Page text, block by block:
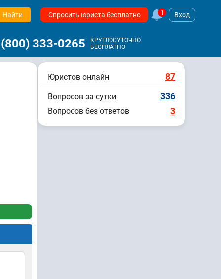
Найти Спросить юриста бесплатно 1 Вход
333-0265
КРУГЛОСУТОЧНО
БЕСПЛАТНО
Юристов онлайн 87
Вопросов за сутки 336
Вопросов без ответов 3